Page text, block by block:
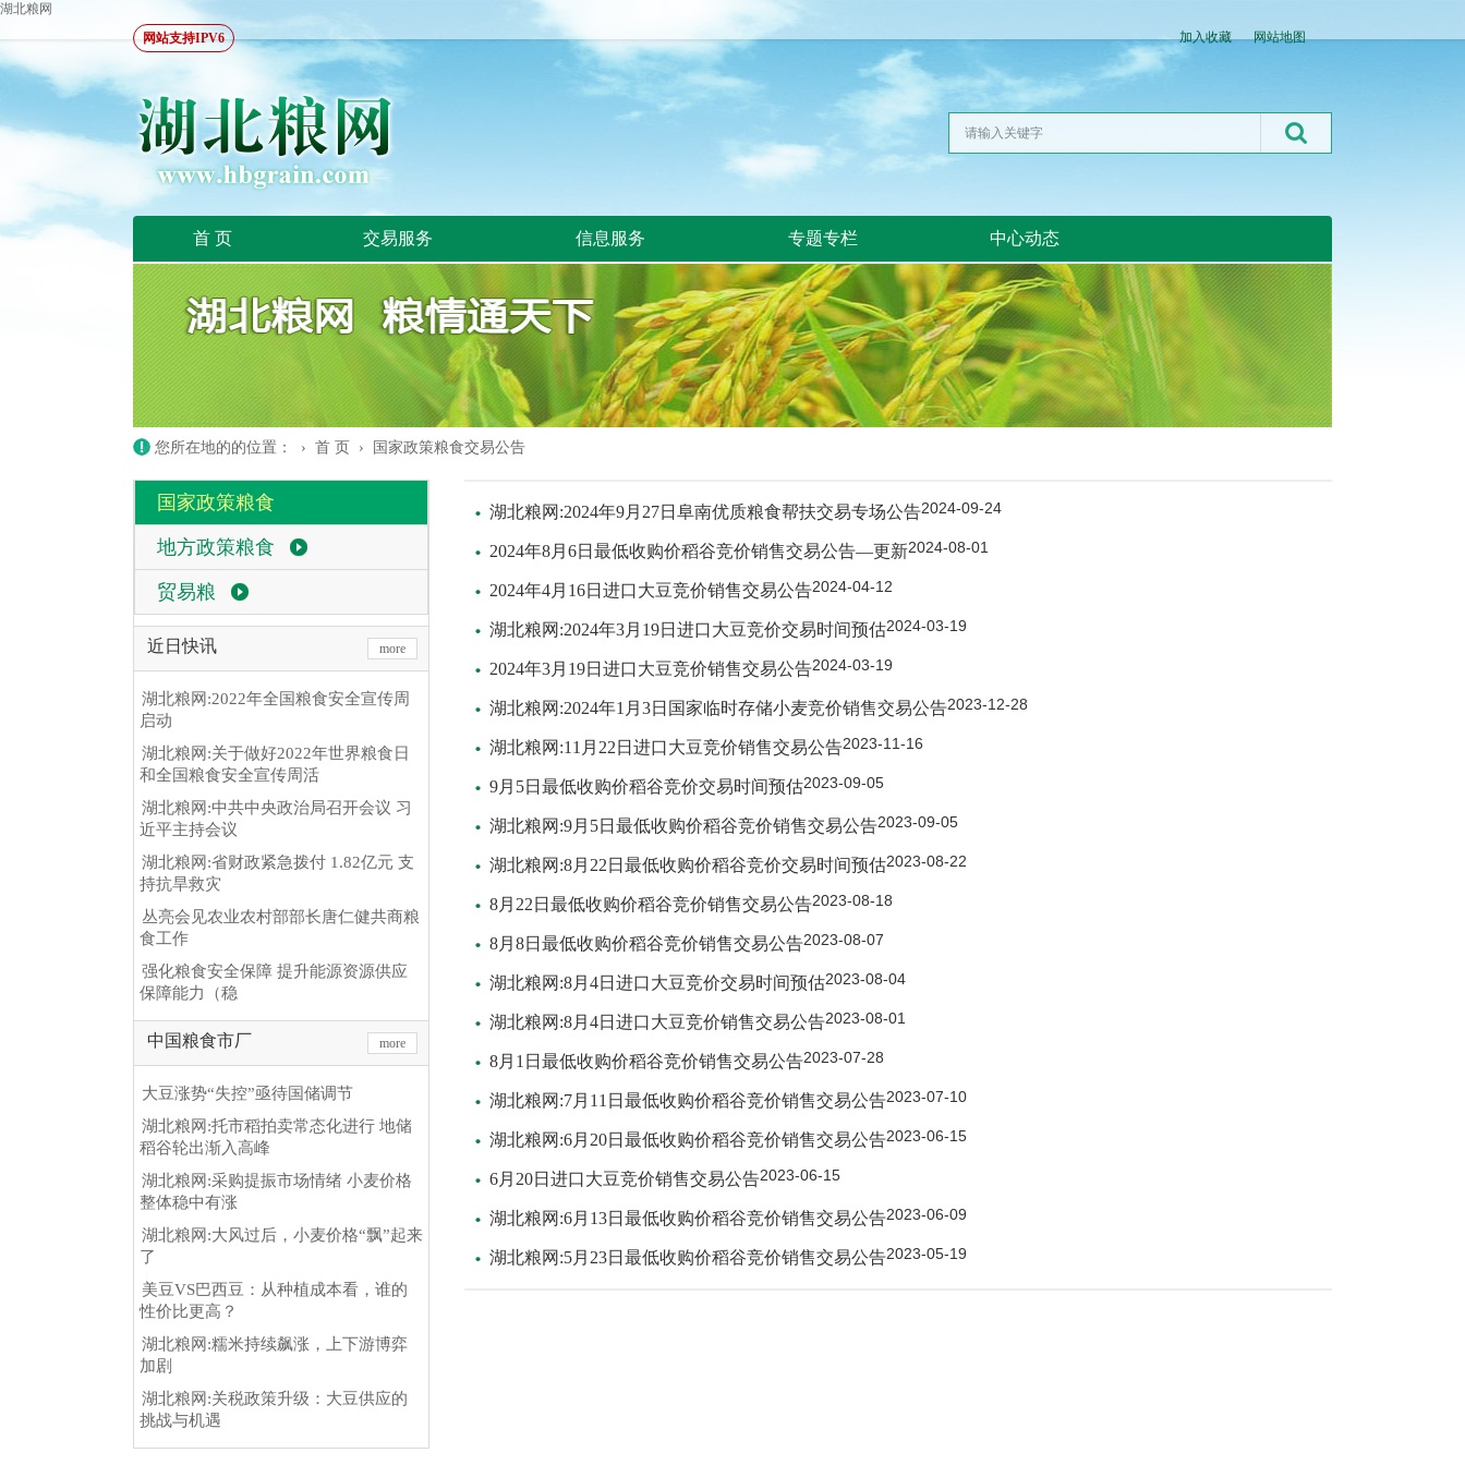
湖北粮网
网站支持IPV6
加入收藏 网站地图
首 页 交易服务 信息服务 专题专栏 中心动态
湖北粮网:湖北粮网
您所在地的的位置： › 首 页 › 国家政策粮食交易公告
国家政策粮食
地方政策粮食
贸易粮
近日快讯 more
湖北粮网:2022年全国粮食安全宣传周
启动
湖北粮网:关于做好2022年世界粮食日
和全国粮食安全宣传周活
湖北粮网:中共中央政治局召开会议 习
近平主持会议
湖北粮网:省财政紧急拨付 1.82亿元 支
持抗旱救灾
丛亮会见农业农村部部长唐仁健共商粮
食工作
强化粮食安全保障 提升能源资源供应
保障能力（稳
中国粮食市厂 more
大豆涨势“失控”亟待国储调节
湖北粮网:托市稻拍卖常态化进行 地储
稻谷轮出渐入高峰
湖北粮网:采购提振市场情绪 小麦价格
整体稳中有涨
湖北粮网:大风过后，小麦价格“飘”起来
了
美豆VS巴西豆：从种植成本看，谁的
性价比更高？
湖北粮网:糯米持续飙涨，上下游博弈
加剧
湖北粮网:关税政策升级：大豆供应的
挑战与机遇
湖北粮网:2024年9月27日阜南优质粮食帮扶交易专场公告2024-09-24
2024年8月6日最低收购价稻谷竞价销售交易公告—更新2024-08-01
2024年4月16日进口大豆竞价销售交易公告2024-04-12
湖北粮网:2024年3月19日进口大豆竞价交易时间预估2024-03-19
2024年3月19日进口大豆竞价销售交易公告2024-03-19
湖北粮网:2024年1月3日国家临时存储小麦竞价销售交易公告2023-12-28
湖北粮网:11月22日进口大豆竞价销售交易公告2023-11-16
9月5日最低收购价稻谷竞价交易时间预估2023-09-05
湖北粮网:9月5日最低收购价稻谷竞价销售交易公告2023-09-05
湖北粮网:8月22日最低收购价稻谷竞价交易时间预估2023-08-22
8月22日最低收购价稻谷竞价销售交易公告2023-08-18
8月8日最低收购价稻谷竞价销售交易公告2023-08-07
湖北粮网:8月4日进口大豆竞价交易时间预估2023-08-04
湖北粮网:8月4日进口大豆竞价销售交易公告2023-08-01
8月1日最低收购价稻谷竞价销售交易公告2023-07-28
湖北粮网:7月11日最低收购价稻谷竞价销售交易公告2023-07-10
湖北粮网:6月20日最低收购价稻谷竞价销售交易公告2023-06-15
6月20日进口大豆竞价销售交易公告2023-06-15
湖北粮网:6月13日最低收购价稻谷竞价销售交易公告2023-06-09
湖北粮网:5月23日最低收购价稻谷竞价销售交易公告2023-05-19